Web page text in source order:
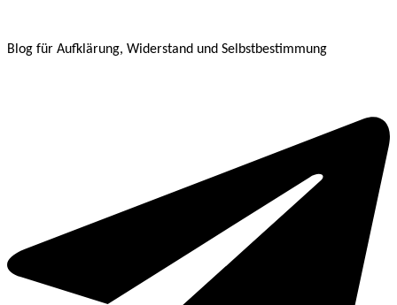
Blog für Aufklärung, Widerstand und Selbstbestimmung